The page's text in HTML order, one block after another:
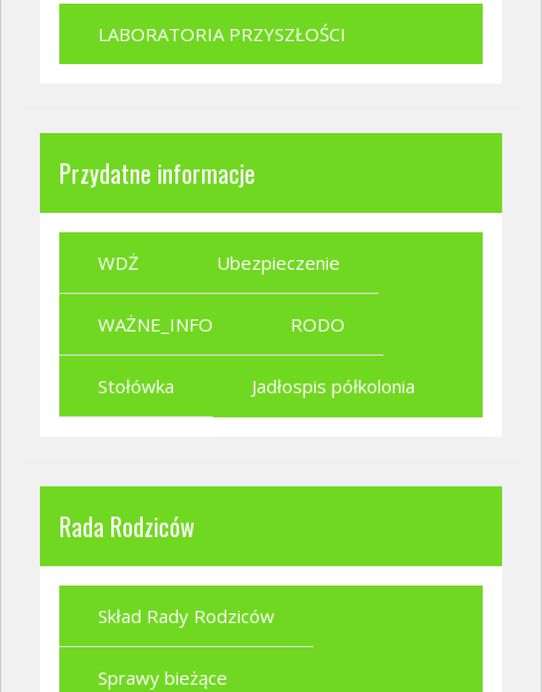
LABORATORIA PRZYSZŁOŚCI
Przydatne informacje
WDŻ Ubezpieczenie
WAŻNE_INFO RODO
Stołówka Jadłospis półkolonia
Rada Rodziców
Skład Rady Rodziców
Sprawy bieżące